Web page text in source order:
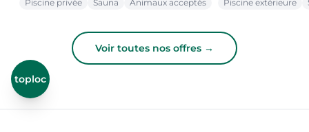
Piscine privée Sauna Animaux acceptés Piscine extérieure
Voir toutes nos offres →
toploc